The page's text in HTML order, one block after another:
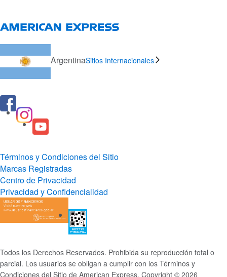
ArgentinaSitios Internacionales
Términos y Condiciones del Sitio
Marcas Registradas
Centro de Privacidad
Privacidad y Confidencialidad
Todos los Derechos Reservados. Prohibida su reproducción total o
parcial. Los usuarios se obligan a cumplir con los Términos y
Condiciones del Sitio de American Express. Copyright © 2026